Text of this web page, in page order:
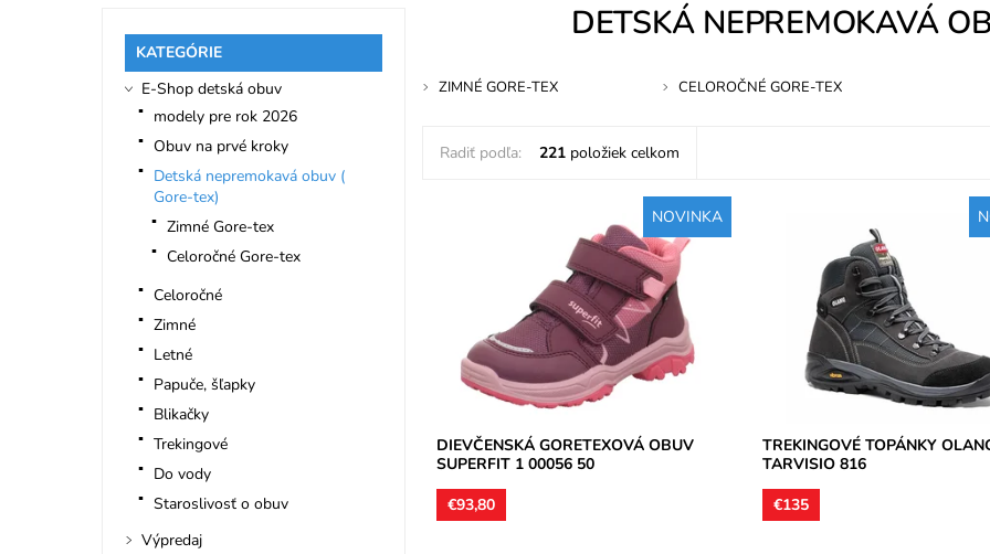
DETSKÁ NEPREMOKAVÁ
ZIMNÉ GORE-TEX CELOROČNÉ GORE-TEX
Radiť podľa: 221položiek celkom
NOVINKA
Kotníková teniska s nepremokavou
membránou GoreTex na prechodné
obdobie, zapínanie na dva suché zipsy.
Dostupnosť:
Skladom
Značka:
Superfit
Záruka:
2 roky
DIEVČENSKÁ GORETEXOVÁ OBUV
SUPERFIT 1 00056 50
€93,80
Treková pevná obuv vysoká
zvršok je vyhotovený z brúsenej
podšívky textilné, stielky
Dostupnosť:
Skladom
Značka:
Olang
Záruka:
2 roky
TREKINGOVÉ TOPÁNKY
TARVISIO 816
€135
KATEGÓRIE
E-Shop detská obuv
modely pre rok 2026
Obuv na prvé kroky
Detská nepremokavá obuv (
Gore-tex)
Zimné Gore-tex
Celoročné Gore-tex
Celoročné
Zimné
Letné
Papuče, šľapky
Blikačky
Trekingové
Do vody
Staroslivosť o obuv
Výpredaj